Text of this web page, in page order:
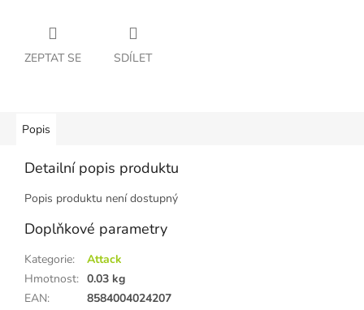
ZEPTAT SE SDÍLET
Popis
Detailní popis produktu
Popis produktu není dostupný
Doplňkové parametry
Kategorie:
Attack
Hmotnost: 0.03 kg
EAN: 8584004024207